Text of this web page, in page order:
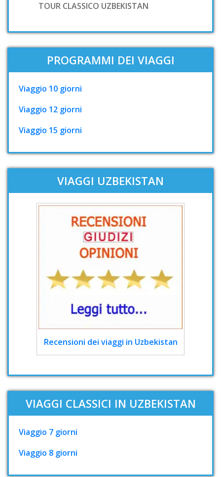
TOUR CLASSICO UZBEKISTAN
PROGRAMMI DEI VIAGGI
Viaggio 10 giorni
Viaggio 12 giorni
Viaggio 15 giorni
VIAGGI UZBEKISTAN
Recensioni dei viaggi in Uzbekistan
VIAGGI CLASSICI IN UZBEKISTAN
Viaggio 7 giorni
Viaggio 8 giorni